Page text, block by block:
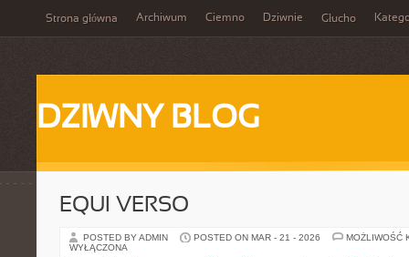
Strona główna Archiwum Ciemno Dziwnie Głucho
DZIWNY BLOG
EQUI VERSO
POSTED BY ADMIN POSTED ON MAR - 21 - 2026
MOŻLIWOŚĆ
WYŁĄCZONA